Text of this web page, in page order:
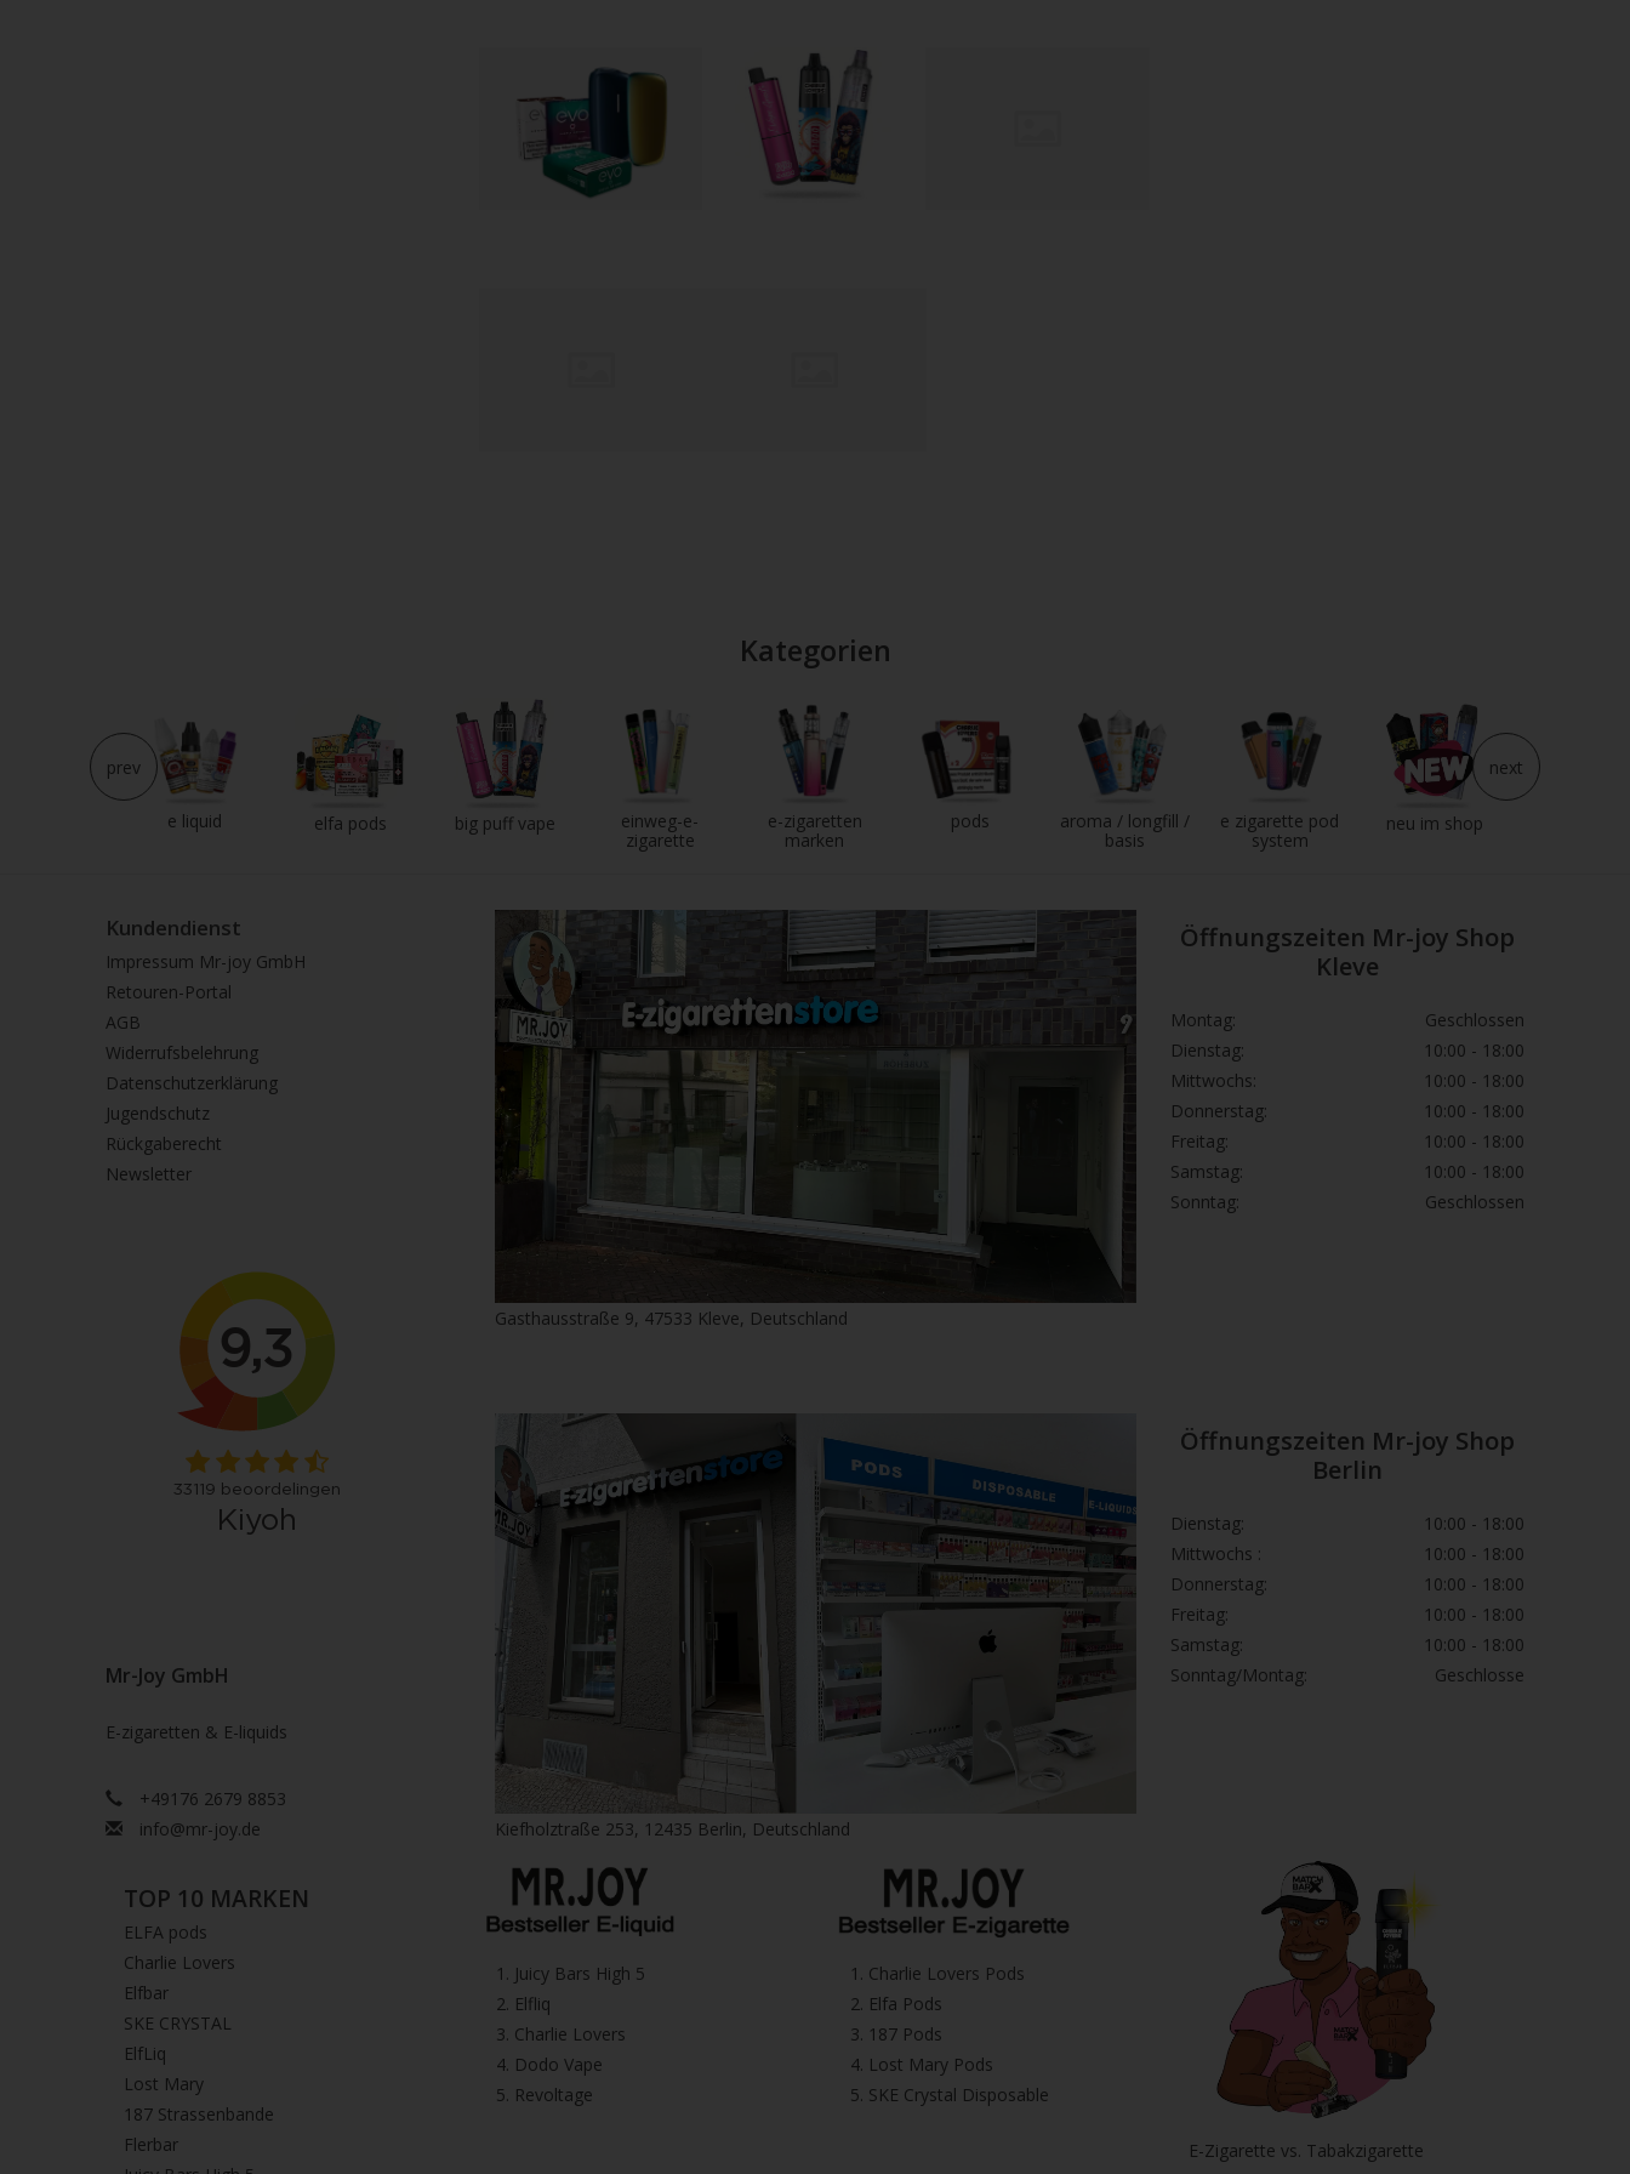
Kategorien
e liquid elfa pods big puff vape
einweg-e-
zigarette
e-zigaretten
marken
pods
aroma / longfill /
basis
e zigarette pod
system
neu im shop
prev next
Kundendienst
Impressum Mr-joy GmbH
Retouren-Portal
AGB
Widerrufsbelehrung
Datenschutzerklärung
Jugendschutz
Rückgaberecht
Newsletter
Mr-Joy GmbH
E-zigaretten & E-liquids
+49176 2679 8853
info@mr-joy.de
Gasthausstraße 9, 47533 Kleve, Deutschland
Kiefholztraße 253, 12435 Berlin, Deutschland
Öffnungszeiten Mr-joy Shop
Kleve
Montag:
Geschlossen
Dienstag:
10:00 - 18:00
Mittwochs:
10:00 - 18:00
Donnerstag:
10:00 - 18:00
Freitag:
10:00 - 18:00
Samstag:
10:00 - 18:00
Sonntag:
Geschlossen
Öffnungszeiten Mr-joy Shop
Berlin
Dienstag:
10:00 - 18:00
Mittwochs :
10:00 - 18:00
Donnerstag:
10:00 - 18:00
Freitag:
10:00 - 18:00
Samstag:
10:00 - 18:00
Sonntag/Montag:
Geschlosse
TOP 10 MARKEN
ELFA pods
Charlie Lovers
Elfbar
SKE CRYSTAL
ElfLiq
Lost Mary
187 Strassenbande
Flerbar
1.⁠ ⁠Juicy Bars High 5
2.⁠ ⁠⁠Elfliq
3.⁠ ⁠⁠Charlie Lovers
4.⁠ ⁠⁠Dodo Vape
5. ⁠Revoltage
1.⁠ ⁠Charlie Lovers Pods
2.⁠ ⁠⁠Elfa Pods
3.⁠ ⁠⁠187 Pods
4.⁠ ⁠⁠Lost Mary Pods
5.⁠ ⁠⁠SKE Crystal Disposable
E-Zigarette vs. Tabakzigarette